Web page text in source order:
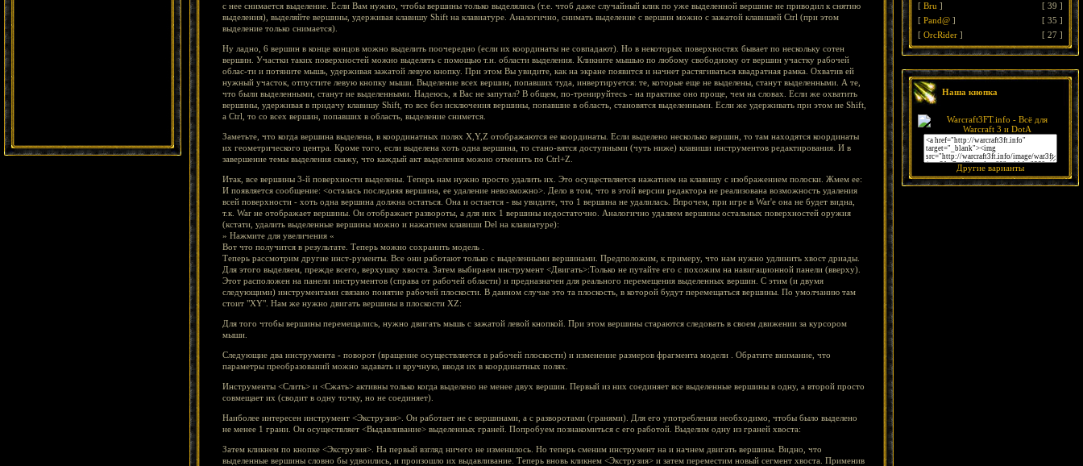
с нее снимается выделение. Если Вам нужно, чтобы вершины только выделялись (т.е. чтоб даже случайный клик по уже выделенной вершине не приводил к снятию
выделения), выделяйте вершины, удерживая клавишу Shift на клавиатуре. Аналогично, снимать выделение с вершин можно с зажатой клавишей Ctrl (при этом
выделение только снимается).
Ну ладно, 6 вершин в конце концов можно выделить поочередно (если их координаты не совпадают). Но в некоторых поверхностях бывает по нескольку сотен
вершин. Участки таких поверхностей можно выделять с помощью т.н. области выделения. Кликните мышью по любому свободному от вершин участку рабочей
облас-ти и потяните мышь, удерживая зажатой левую кнопку. При этом Вы увидите, как на экране появится и начнет растягиваться квадратная рамка. Охватив ей
нужный участок, отпустите левую кнопку мыши. Выделение всех вершин, попавших туда, инвертируется: те, которые еще не выделены, станут выделенными. А те,
что были выделенными, станут не выделенными. Надеюсь, я Вас не запутал? В общем, по-тренируйтесь - на практике оно проще, чем на словах. Если же охватить
вершины, удерживая в придачу клавишу Shift, то все без исключения вершины, попавшие в область, становятся выделенными. Если же удерживать при этом не Shift,
а Ctrl, то со всех вершин, попавших в область, выделение снимется.
Заметьте, что когда вершина выделена, в координатных полях X,Y,Z отображаются ее координаты. Если выделено несколько вершин, то там находятся координаты
их геометрического центра. Кроме того, если выделена хоть одна вершина, то стано-вятся доступными (чуть ниже) клавиши инструментов редактирования. И в
завершение темы выделения скажу, что каждый акт выделения можно отменить по Ctrl+Z.
Итак, все вершины 3-й поверхности выделены. Теперь нам нужно просто удалить их. Это осуществляется нажатием на клавишу с изображением полоски. Жмем ее:
И появляется сообщение: <осталась последняя вершина, ее удаление невозможно>. Дело в том, что в этой версии редактора не реализована возможность удаления
всей поверхности - хоть одна вершина должна остаться. Она и остается - вы увидите, что 1 вершина не удалилась. Впрочем, при игре в War'е она не будет видна,
т.к. War не отображает вершины. Он отображает развороты, а для них 1 вершины недостаточно. Аналогично удаляем вершины остальных поверхностей оружия
(кстати, удалить выделенные вершины можно и нажатием клавиши Del на клавиатуре):
» Нажмите для увеличения «
Вот что получится в результате. Теперь можно сохранить модель .
Теперь рассмотрим другие инст-рументы. Все они работают только с выделенными вершинами. Предположим, к примеру, что нам нужно удлинить хвост дриады.
Для этого выделяем, прежде всего, верхушку хвоста. Затем выбираем инструмент <Двигать>:Только не путайте его с похожим на навигационной панели (вверху).
Этот расположен на панели инструментов (справа от рабочей области) и предназначен для реального перемещения выделенных вершин. С этим (и двумя
следующими) инструментами связано понятие рабочей плоскости. В данном случае это та плоскость, в которой будут перемещаться вершины. По умолчанию там
стоит "XY". Нам же нужно двигать вершины в плоскости XZ:
Для того чтобы вершины перемещались, нужно двигать мышь с зажатой левой кнопкой. При этом вершины стараются следовать в своем движении за курсором
мыши.
Следующие два инструмента - поворот (вращение осуществляется в рабочей плоскости) и изменение размеров фрагмента модели . Обратите внимание, что
параметры преобразований можно задавать и вручную, вводя их в координатных полях.
Инструменты <Слить> и <Сжать> активны только когда выделено не менее двух вершин. Первый из них соединяет все выделенные вершины в одну, а второй просто
совмещает их (сводит в одну точку, но не соединяет).
Наиболее интересен инструмент <Экструзия>. Он работает не с вершинами, а с разворотами (гранями). Для его употребления необходимо, чтобы было выделено
не менее 1 грани. Он осуществляет <Выдавливание> выделенных граней. Попробуем познакомиться с его работой. Выделим одну из граней хвоста:
Затем кликнем по кнопке <Экструзия>. На первый взгляд ничего не изменилось. Но теперь сменим инструмент на и начнем двигать вершины. Видно, что
выделенные вершины словно бы удвоились, и произошло их выдавливание. Теперь вновь кликнем <Экструзия> и затем переместим новый сегмент хвоста. Применив
[ Bru ] [ 39 ]
[ Pand@ ] [ 35 ]
[ OrcRider ] [ 27 ]
Наша кнопка
Другие варианты